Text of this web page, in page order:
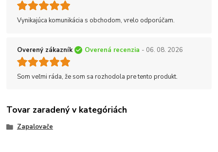
Vynikajúca komunikácia s obchodom, vrelo odporúčam.
Overený zákazník Overená recenzia - 06. 08. 2026
Som veľmi ráda, že som sa rozhodola pre tento produkt.
Tovar zaradený v kategóriách
Zapalovače